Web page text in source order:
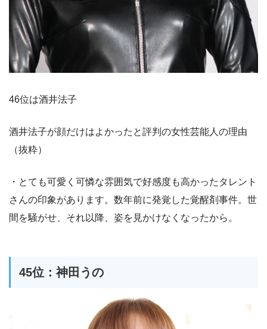
46位は酒井法子
酒井法子が顔だけはよかったと評判の女性芸能人の理由
（抜粋）
・とても可愛く可憐な雰囲気で好感度も高かったタレント
さんの印象があります。数年前に発覚した覚醒剤事件。世
間を騒がせ、それ以降、姿を見かけなくなったから。
45位：神田うの